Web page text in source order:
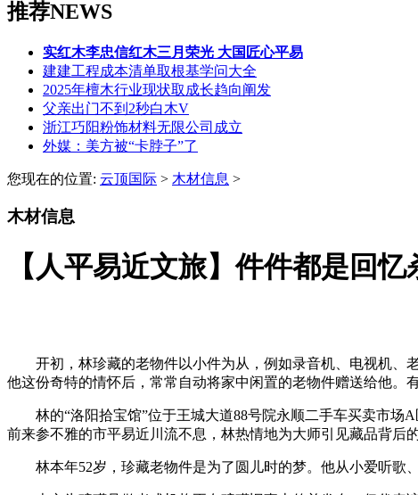
推荐NEWS
实红木李忠信红木三月荣光 大国匠心平易
建建工程成本清单取根基学问大全
2025年檀木行业现状取成长趋向阐发
父亲出门不到2秒白木V
浙江巧阳粉饰材料无限公司成立
外媒：美方被“卡脖子”了
您现在的位置: 云顶国际 > 木材信息 >
木材信息
【人平易近文旅】件件都是回
开初，林珍藏的老物件以小件为从，例如录音机、电视机、
他这份奇特的情怀后，常常自动将家中闲置的老物件赠送给他。
林的“洛阳拾宝馆”位于王城大道88号院永顺二手车买卖市场A
前来参不雅的市平易近川流不息，林热情地为大师引见藏品背后的
林本年52岁，珍藏老物件是为了圆儿时的梦。他从小爱听歌、